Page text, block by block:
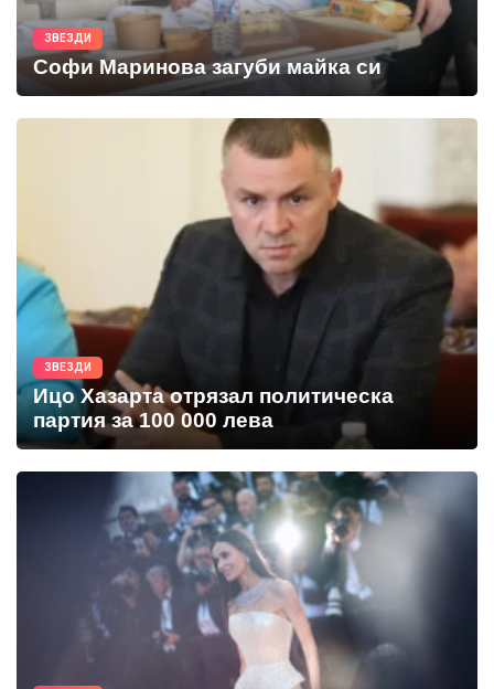
ЗВЕЗДИ
Софи Маринова загуби майка си
ЗВЕЗДИ
Ицо Хазарта отрязал политическа
партия за 100 000 лева